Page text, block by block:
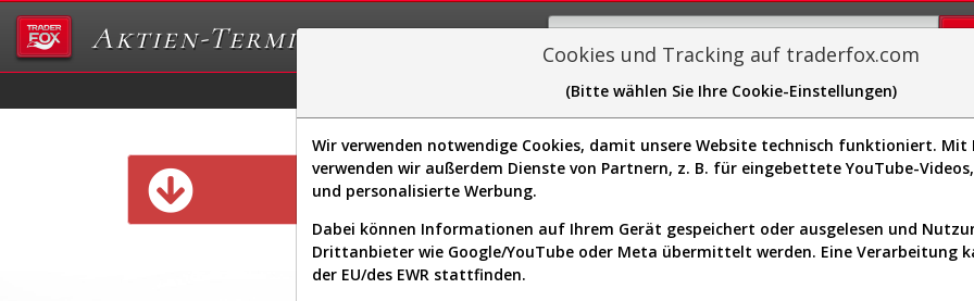
Aktien-Terminal
Sector-Spider Easy-Scan Visualizations
Diese Funktion ist nur für Premium-
Cookies und Tracking auf traderfox.com
(Bitte wählen Sie Ihre Cookie-Einstellungen)
Wir verwenden notwendige Cookies, damit unsere Website technisch funktioniert. Mit
verwenden wir außerdem Dienste von Partnern, z. B. für eingebettete YouTube-
und personalisierte Werbung.
Dabei können Informationen auf Ihrem Gerät gespeichert oder ausgelesen und
Drittanbieter wie Google/YouTube oder Meta übermittelt werden. Eine Verarbeitung
der EU/des EWR stattfinden.